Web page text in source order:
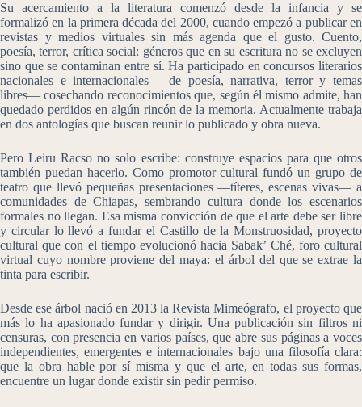
Su acercamiento a la literatura comenzó desde la infancia y se
formalizó en la primera década del 2000, cuando empezó a publicar en
revistas y medios virtuales sin más agenda que el gusto. Cuento,
poesía, terror, crítica social: géneros que en su escritura no se excluyen
sino que se contaminan entre sí. Ha participado en concursos literarios
nacionales e internacionales —de poesía, narrativa, terror y temas
libres— cosechando reconocimientos que, según él mismo admite, han
quedado perdidos en algún rincón de la memoria. Actualmente trabaja
en dos antologías que buscan reunir lo publicado y obra nueva.
Pero Leiru Racso no solo escribe: construye espacios para que otros
también puedan hacerlo. Como promotor cultural fundó un grupo de
teatro que llevó pequeñas presentaciones —títeres, escenas vivas— a
comunidades de Chiapas, sembrando cultura donde los escenarios
formales no llegan. Esa misma convicción de que el arte debe ser libre
y circular lo llevó a fundar el Castillo de la Monstruosidad, proyecto
cultural que con el tiempo evolucionó hacia Sabak’ Ché, foro cultural
virtual cuyo nombre proviene del maya: el árbol del que se extrae la
tinta para escribir.
Desde ese árbol nació en 2013 la Revista Mimeógrafo, el proyecto que
más lo ha apasionado fundar y dirigir. Una publicación sin filtros ni
censuras, con presencia en varios países, que abre sus páginas a voces
independientes, emergentes e internacionales bajo una filosofía clara:
que la obra hable por sí misma y que el arte, en todas sus formas,
encuentre un lugar donde existir sin pedir permiso.